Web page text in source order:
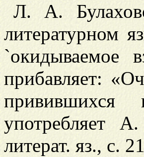
Л. А.
литературном
`окидываемое
прибавляет:
употребляет
литерат. яз., с.